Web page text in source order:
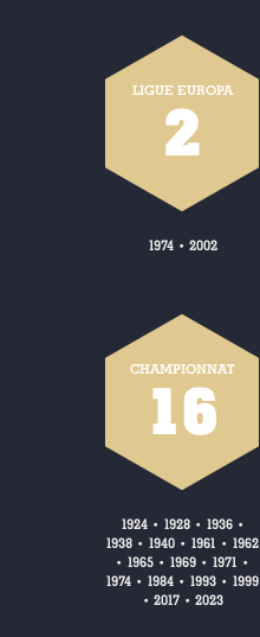
LIGUE EUROPA
2
1974• 2002
CHAMPIONNAT
16
1924• 1928• 1936•
1938 • 1940 • 1961 • 1962
• 1965 • 1969 • 1971 •
1974 • 1984 • 1993 • 1999
• 2017• 2023